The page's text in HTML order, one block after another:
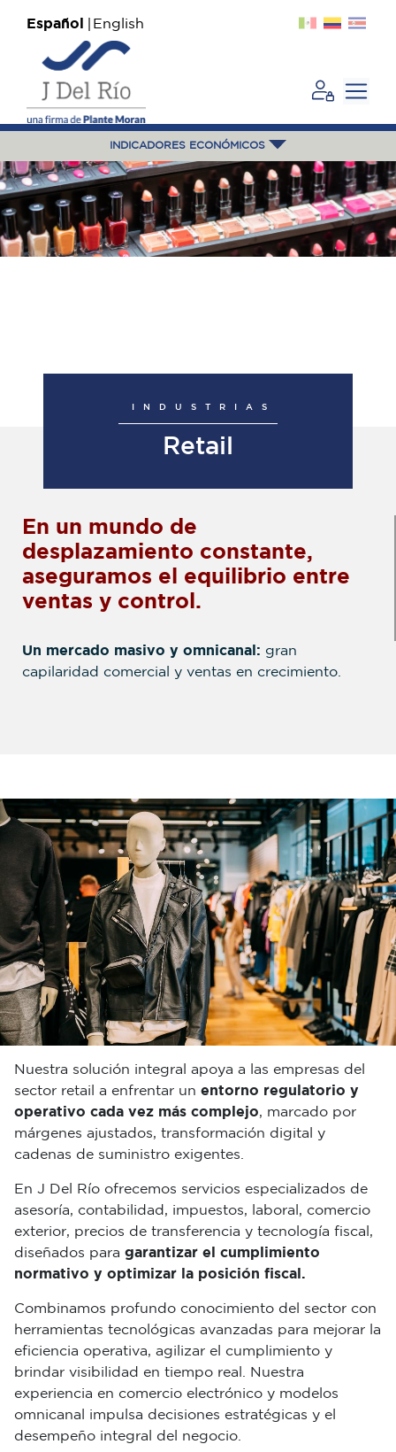
Español English
INDICADORES ECONÓMICOS
INDUSTRIAS
Retail
En un mundo de
desplazamiento constante,
aseguramos el equilibrio entre
ventas y control.
Un mercado masivo y omnicanal: gran
capilaridad comercial y ventas en crecimiento.
Nuestra solución integral apoya a las empresas del
sector retail a enfrentar un entorno regulatorio y
operativo cada vez más complejo, marcado por
márgenes ajustados, transformación digital y
cadenas de suministro exigentes.
En J Del Río ofrecemos servicios especializados de
asesoría, contabilidad, impuestos, laboral, comercio
exterior, precios de transferencia y tecnología fiscal,
diseñados para garantizar el cumplimiento
normativo y optimizar la posición fiscal.
Combinamos profundo conocimiento del sector con
herramientas tecnológicas avanzadas para mejorar la
eficiencia operativa, agilizar el cumplimiento y
brindar visibilidad en tiempo real. Nuestra
experiencia en comercio electrónico y modelos
omnicanal impulsa decisiones estratégicas y el
desempeño integral del negocio.